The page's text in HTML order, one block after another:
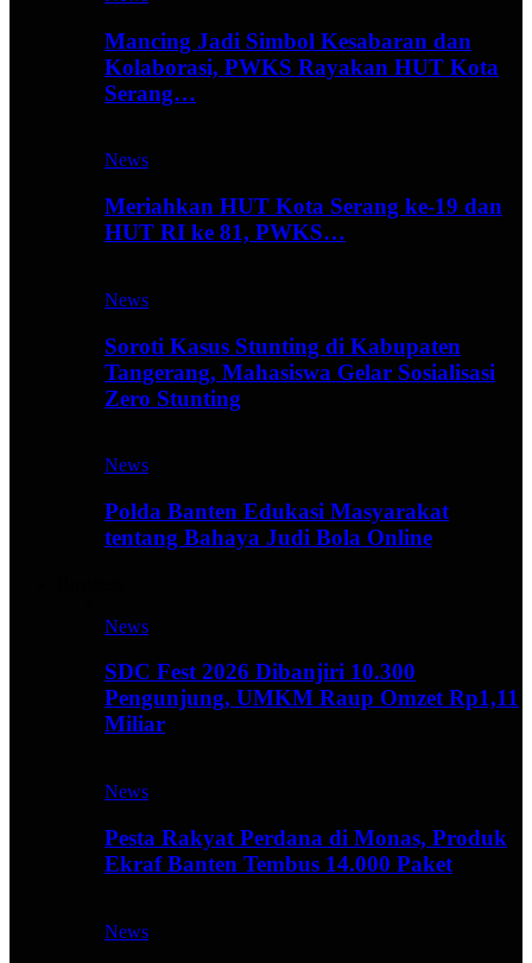
Mancing Jadi Simbol Kesabaran dan
Kolaborasi, PWKS Rayakan HUT Kota
Serang…
News
Meriahkan HUT Kota Serang ke-19 dan
HUT RI ke 81, PWKS…
News
Soroti Kasus Stunting di Kabupaten
Tangerang, Mahasiswa Gelar Sosialisasi
Zero Stunting
News
Polda Banten Edukasi Masyarakat
tentang Bahaya Judi Bola Online
News
SDC Fest 2026 Dibanjiri 10.300
Pengunjung, UMKM Raup Omzet Rp1,11
Miliar
News
Pesta Rakyat Perdana di Monas, Produk
Ekraf Banten Tembus 14.000 Paket
News